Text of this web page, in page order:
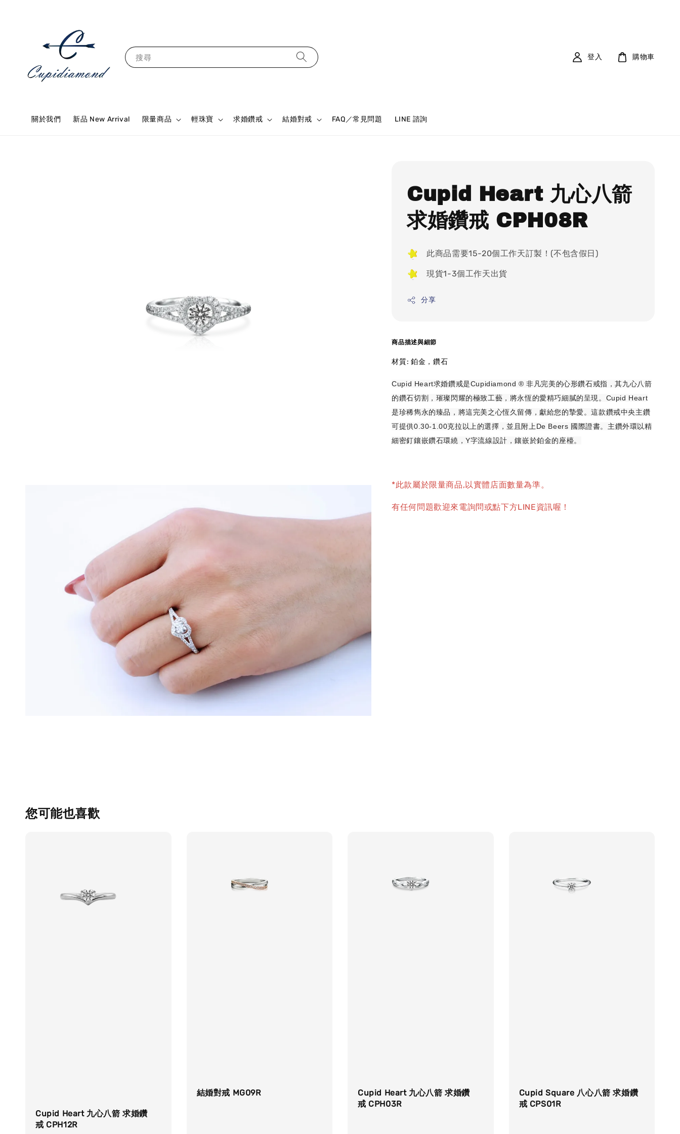
搜尋
關於我們 新品 New Arrival 限量商品 輕珠寶 求婚鑽戒 結婚對戒 FAQ／常見問題 LINE 諮詢
登入 購物車
Cupid Heart 九心八箭
求婚鑽戒 CPH08R
此商品需要15-20個工作天訂製！(不包含假日)
現貨1-3個工作天出貨
分享
商品描述與細節
材質: 鉑金，鑽石
Cupid Heart求婚鑽戒是Cupidiamond ® 非凡完美的心形鑽石戒指，其九心八箭
的鑽石切割，璀璨閃耀的極致工藝，將永恆的愛精巧細膩的呈現。Cupid Heart
是珍稀雋永的臻品，將這完美之心恆久留傳，獻給您的摯愛。這款鑽戒中央主鑽
可提供0.30-1.00克拉以上的選擇，並且附上De Beers 國際證書。主鑽外環以精
細密釘鑲嵌鑽石環繞，Y字流線設計，鑲嵌於鉑金的座檯。
*此款屬於限量商品,以實體店面數量為準。
有任何問題歡迎來電詢問或點下方LINE資訊喔！
您可能也喜歡
Cupid Heart 九心八箭 求婚鑽
戒 CPH12R
結婚對戒 MG09R
Cupid Heart 九心八箭 求婚鑽
戒 CPH03R
Cupid Square 八心八箭 求婚鑽
戒 CPS01R